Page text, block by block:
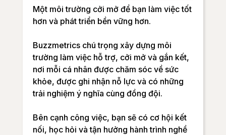
Một môi trường cởi mở để bạn làm việc tốt
hơn và phát triển bền vững hơn.
Buzzmetrics chú trọng xây dựng môi
trường làm việc hỗ trợ, cởi mở và gắn kết,
nơi mỗi cá nhân được chăm sóc về sức
khỏe, được ghi nhận nỗ lực và có những
trải nghiệm ý nghĩa cùng đồng đội.
Bên cạnh công việc, bạn sẽ có cơ hội kết
nối, học hỏi và tận hưởng hành trình nghề